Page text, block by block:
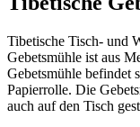
Tibetische Tisch- und
Gebetsmühle ist aus
Gebetsmühle befindet
Papierrolle. Die
auch auf den Tisch